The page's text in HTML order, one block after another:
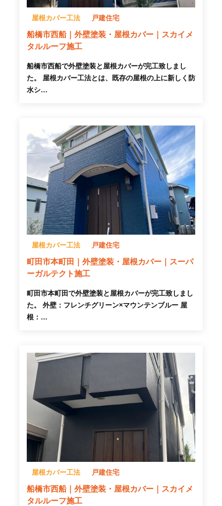
屋根カバー工法 戸建住宅
船橋市西船｜外壁塗装・屋根カバー｜スカイメ
タルルーフ施工
船橋市西船で外壁塗装と屋根カバーが完工致しまし
た。 屋根カバー工法とは、既存の屋根の上に新しく防
水シ…
屋根カバー工法 戸建住宅
町田市本町田｜外壁塗装・屋根カバー｜スーパ
ーガルテクト施工
町田市本町田で外壁塗装と屋根カバーが完工致しまし
た。 外壁：フレンチグリーン×マウンテンブルー 屋
根：…
屋根カバー工法 戸建住宅
船橋市西船｜外壁塗装・屋根カバー｜スカイメ
タルルーフ施工